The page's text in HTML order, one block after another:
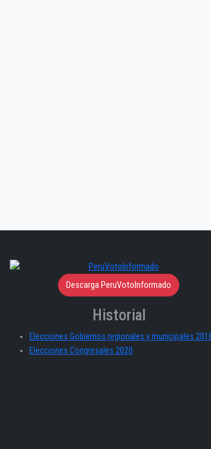
Descarga PeruVotoInformado
Historial
Elecciones Gobiernos regionales y municipales
Elecciones Congresales 2020